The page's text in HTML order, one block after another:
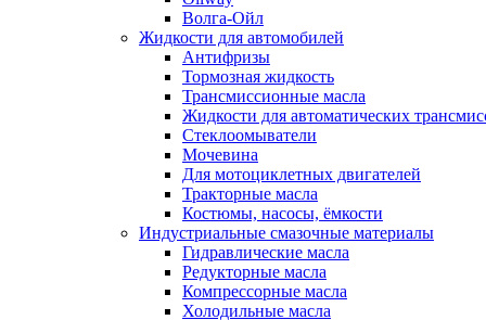
Волга-Ойл
Жидкости для автомобилей
Антифризы
Тормозная жидкость
Трансмиссионные масла
Жидкости для автоматических
Стеклоомыватели
Мочевина
Для мотоциклетных двигателей
Тракторные масла
Костюмы, насосы, ёмкости
Индустриальные смазочные материалы
Гидравлические масла
Редукторные масла
Компрессорные масла
Холодильные масла